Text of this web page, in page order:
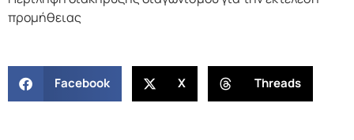
προμήθειας
Facebook X Threads